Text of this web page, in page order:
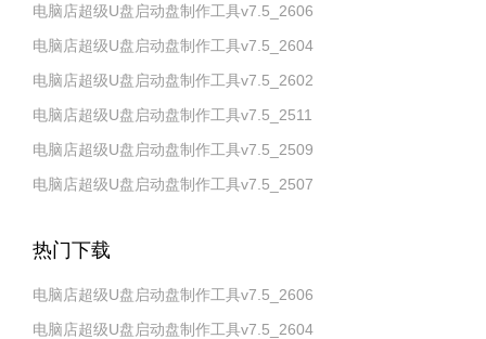
电脑店超级U盘启动盘制作工具v7.5_2606
电脑店超级U盘启动盘制作工具v7.5_2604
电脑店超级U盘启动盘制作工具v7.5_2602
电脑店超级U盘启动盘制作工具v7.5_2511
电脑店超级U盘启动盘制作工具v7.5_2509
电脑店超级U盘启动盘制作工具v7.5_2507
热门下载
电脑店超级U盘启动盘制作工具v7.5_2606
电脑店超级U盘启动盘制作工具v7.5_2604